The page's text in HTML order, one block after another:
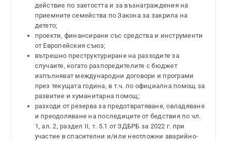
действие по заетостта и за възнаграждения на
приемните семейства по Закона за закрила на
детето;
проекти, финансирани със средства и инструменти
от Европейския съюз;
вътрешно преструктуриране на разходите за
случаите, когато разпоредителите с бюджет
изпълняват международни договори и програми
през текущата година, в т.ч. по официална помощ за
развитие и хуманитарна помощ;
разходи от резерва за предотвратяване, овладяване
и преодоляване на последиците от бедствия по чл.
1, ал. 2, раздел ІІ, т. 5.1 от ЗДБРБ за 2022 г. при
участие в спасителни и/или неотложни аварийно-